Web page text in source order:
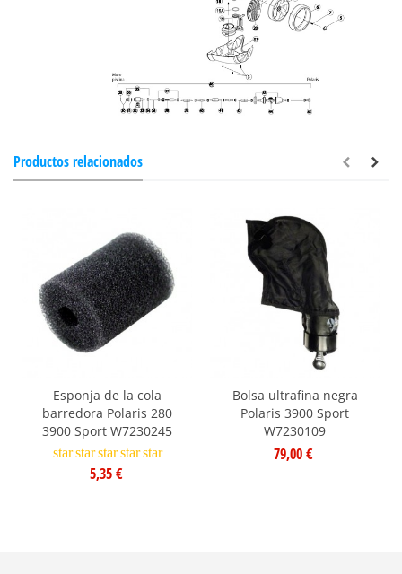
Productos relacionados
Esponja de la cola
barredora Polaris 280
3900 Sport W7230245
star star star star star
5,35 €
Bolsa ultrafina negra
Polaris 3900 Sport
W7230109
79,00 €